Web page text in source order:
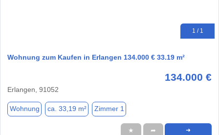
1 / 1
Wohnung zum Kaufen in Erlangen 134.000 € 33.19 m²
134.000 €
Erlangen, 91052
Wohnung ca. 33,19 m² Zimmer 1
★ ➦ ➜